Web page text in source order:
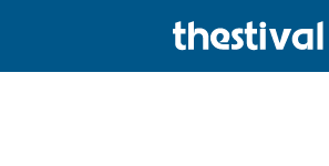
ΜΑΤΟΎΛΑ ΖΑΜΆΝΗ